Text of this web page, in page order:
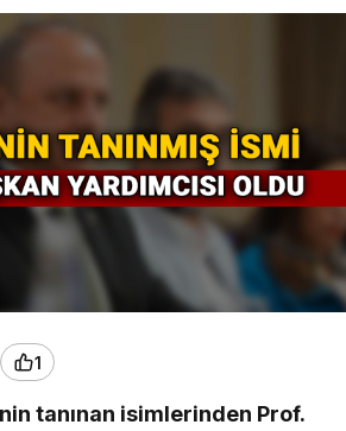
1
tanınan isimlerinden Prof.